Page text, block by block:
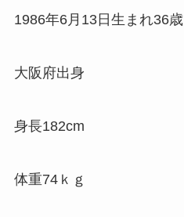
1986年6月13日生まれ36歳
大阪府出身
身長182cm
体重74ｋｇ